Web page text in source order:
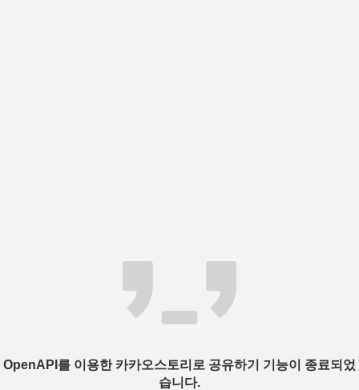
OpenAPI를 이용한 카카오스토리로 공유하기 기능이 종료되었
습니다.